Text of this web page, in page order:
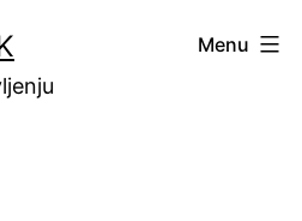
Menu